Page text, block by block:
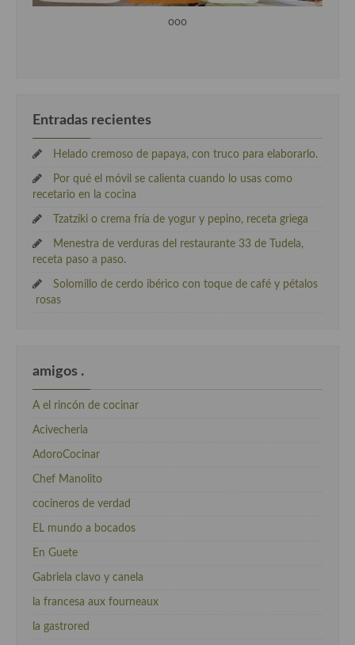
ooo
Entradas recientes
Helado cremoso de papaya, con truco para elaborarlo.
Por qué el móvil se calienta cuando lo usas como
recetario en la cocina
Tzatziki o crema fría de yogur y pepino, receta griega
Menestra de verduras del restaurante 33 de Tudela,
receta paso a paso.
Solomillo de cerdo ibérico con toque de café y pétalos
rosas
amigos .
A el rincón de cocinar
Acivecheria
AdoroCocinar
Chef Manolito
cocineros de verdad
EL mundo a bocados
En Guete
Gabriela clavo y canela
la francesa aux fourneaux
la gastrored